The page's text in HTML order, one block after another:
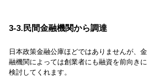
3-3.民間金融機関から調達
日本政策金融公庫ほどではありませんが、金
融機関によっては創業者にも融資を前向きに
検討してくれます。